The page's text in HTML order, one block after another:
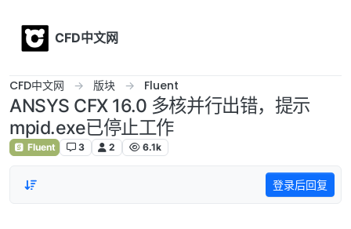
CFD中文网
CFD中文网 版块 Fluent
ANSYS CFX 16.0 多核并行出错，提示
mpid.exe已停止工作
Fluent 3 2 6.1k
登录后回复